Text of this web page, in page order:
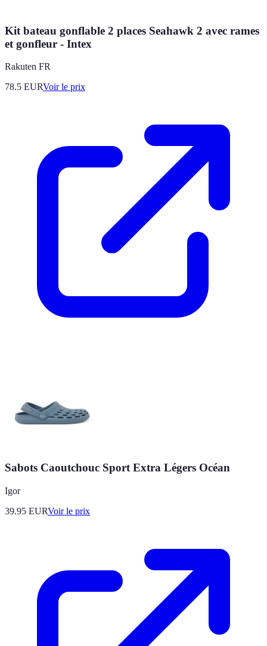
Kit bateau gonflable 2 places Seahawk 2 avec rames
et gonfleur - Intex
Rakuten FR
78.5 EURVoir le prix
Sabots Caoutchouc Sport Extra Légers Océan
Igor
39.95 EURVoir le prix